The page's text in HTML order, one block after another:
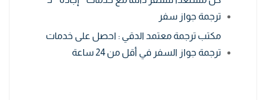
ترجمة جواز سفر
مكتب ترجمة معتمد الدقي : احصل على خدمات
ترجمة جواز السفر في أقل من 24 ساعة